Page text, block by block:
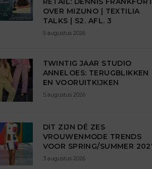
OVER MIZUNO | TEXTILIA
TALKS | S2. AFL. 3
5 augustus 2026
TWINTIG JAAR STUDIO
ANNELOES: TERUGBLIKKEN
EN VOORUITKIJKEN
5 augustus 2026
DIT ZIJN DÉ ZES
VROUWENMODE TRENDS
VOOR SPRING/SUMMER
3 augustus 2026